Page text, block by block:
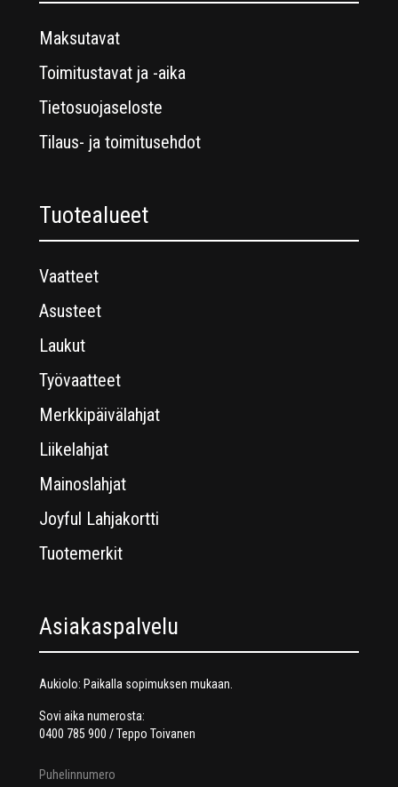
Maksutavat
Toimitustavat ja -aika
Tietosuojaseloste
Tilaus- ja toimitusehdot
Tuotealueet
Vaatteet
Asusteet
Laukut
Työvaatteet
Merkkipäivälahjat
Liikelahjat
Mainoslahjat
Joyful Lahjakortti
Tuotemerkit
Asiakaspalvelu
Aukiolo: Paikalla sopimuksen mukaan.
Sovi aika numerosta:
0400 785 900 / Teppo Toivanen
Puhelinnumero